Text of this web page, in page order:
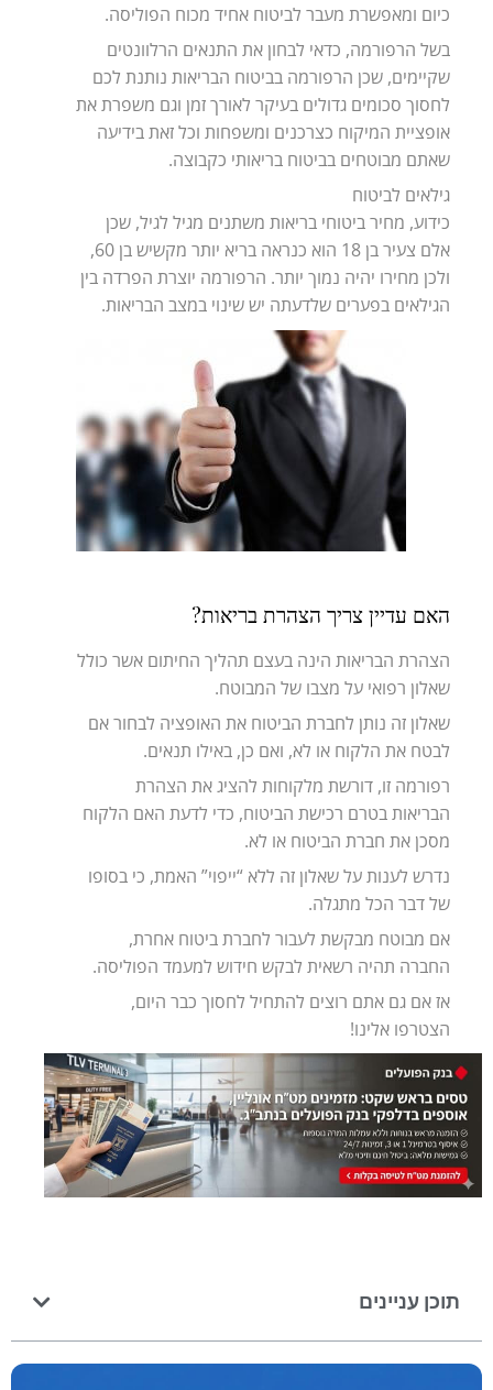
כיום ומאפשרת מעבר לביטוח אחיד מכוח הפוליסה.
בשל הרפורמה, כדאי לבחון את התנאים הרלוונטים
שקיימים, שכן הרפורמה בביטוח הבריאות נותנת לכם
לחסוך סכומים גדולים בעיקר לאורך זמן וגם משפרת את
אופציית המיקוח כצרכנים ומשפחות וכל זאת בידיעה
שאתם מבוטחים בביטוח בריאותי כקבוצה.
גילאים לביטוח
כידוע, מחיר ביטוחי בריאות משתנים מגיל לגיל, שכן
אלם צעיר בן 18 הוא כנראה בריא יותר מקשיש בן 60,
ולכן מחירו יהיה נמוך יותר. הרפורמה יוצרת הפרדה בין
הגילאים בפערים שלדעתה יש שינוי במצב הבריאות.
האם עדיין צריך הצהרת בריאות?
הצהרת הבריאות הינה בעצם תהליך החיתום אשר כולל
שאלון רפואי על מצבו של המבוטח.
שאלון זה נותן לחברת הביטוח את האופציה לבחור אם
לבטח את הלקוח או לא, ואם כן, באילו תנאים.
רפורמה זו, דורשת מלקוחות להציג את הצהרת
הבריאות בטרם רכישת הביטוח, כדי לדעת האם הלקוח
מסכן את חברת הביטוח או לא.
נדרש לענות על שאלון זה ללא “ייפוי” האמת, כי בסופו
של דבר הכל מתגלה.
אם מבוטח מבקשת לעבור לחברת ביטוח אחרת,
החברה תהיה רשאית לבקש חידוש למעמד הפוליסה.
אז אם גם אתם רוצים להתחיל לחסוך כבר היום,
הצטרפו אלינו!
תוכן עניינים